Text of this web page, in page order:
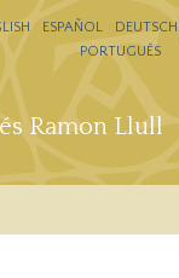
Ramon Llull
ESPAÑOL DEUTSCH
PORTUGUÊS